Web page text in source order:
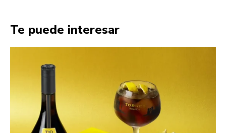
Te puede interesar